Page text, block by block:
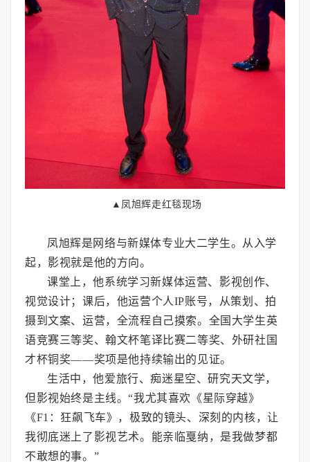
▲凤旭辉走红毯现场
凤旭辉是网络与新媒体专业大二学生。从入学
起，影视就是他的方向。
课堂上，他系统学习新媒体运营、影视创作、
视觉设计；课后，他运营个人IP账号，从策划、拍
摄到文案、运营，全流程自己摸索。全国大学生英
语竞赛三等奖、翰文杯笔译比赛二等奖、外研社国
才杯铜奖——奖项是他持续输出的见证。
生活中，他爱旅行、痴迷星空、研究天文学，
但影视始终是主线。“我尤其喜欢《星际穿越》
《F1：狂飙飞车》，极致的镜头、深刻的内核，让
我彻底迷上了影视艺术。能亲临戛纳，是我做梦都
不敢想的事。”